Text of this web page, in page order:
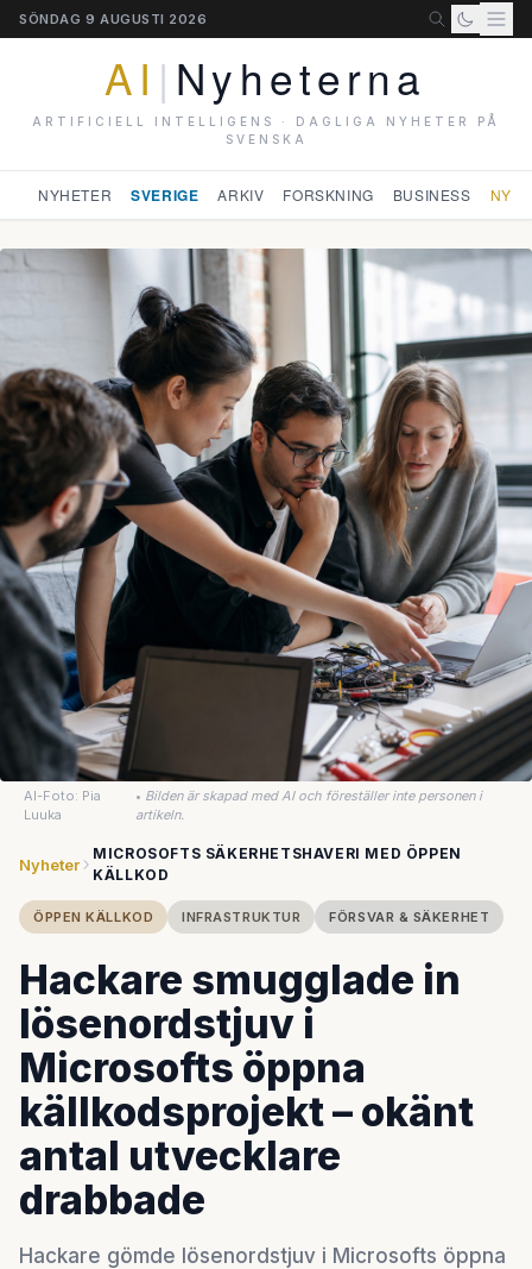
SÖNDAG 9 AUGUSTI 2026
AI | Nyheterna
ARTIFICIELL INTELLIGENS · DAGLIGA NYHETER PÅ
SVENSKA
NYHETER SVERIGE ARKIV FORSKNING BUSINESS
AI-Foto: Pia
Luuka
• Bilden är skapad med AI och föreställer inte personen i
artikeln.
Nyheter
MICROSOFTS SÄKERHETSHAVERI MED ÖPPEN
KÄLLKOD
ÖPPEN KÄLLKOD INFRASTRUKTUR FÖRSVAR & SÄKERHET
Hackare smugglade in
lösenordstjuv i
Microsofts öppna
källkodsprojekt – okänt
antal utvecklare
drabbade
Hackare gömde lösenordstjuv i Microsofts öppna